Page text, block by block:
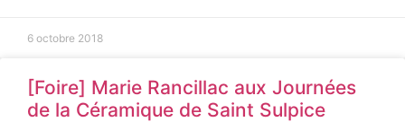
6 octobre 2018
[Foire] Marie Rancillac aux Journées
de la Céramique de Saint Sulpice